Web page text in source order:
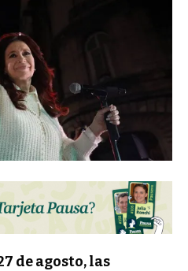
de agosto, las